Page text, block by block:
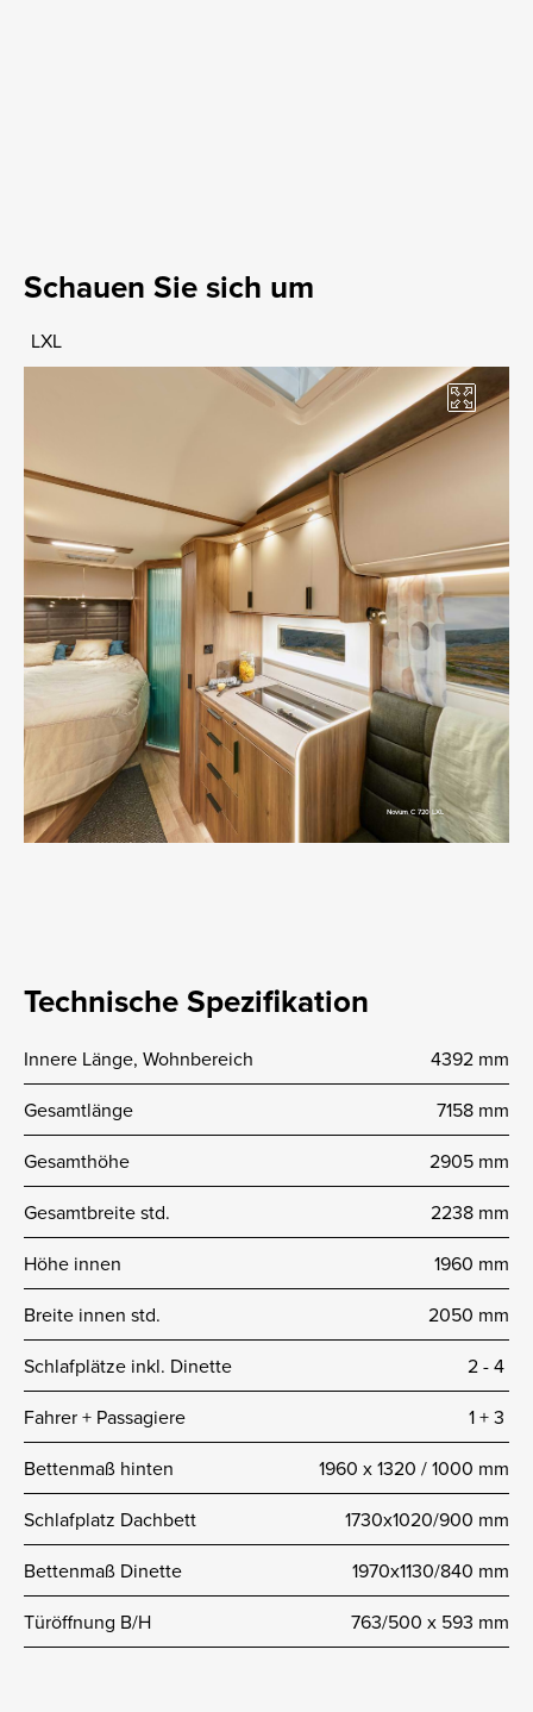
Schauen Sie sich um
LXL
Technische Spezifikation
Innere Länge, Wohnbereich
4392 mm
Gesamtlänge
7158 mm
Gesamthöhe
2905 mm
Gesamtbreite std.
2238 mm
Höhe innen
1960 mm
Breite innen std.
2050 mm
Schlafplätze inkl. Dinette
2 -­ 4
Fahrer + Passagiere
1 + 3
Bettenmaß hinten
1960 x 1320 / 1000 mm
Schlafplatz Dachbett
1730x1020/900 mm
Bettenmaß Dinette
1970x1130/840 mm
Türöffnung B/H
763/500 x 593 mm